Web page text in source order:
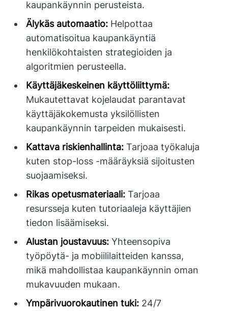
kaupankäynnin perusteista.
Älykäs automaatio: Helpottaa
automatisoitua kaupankäyntiä
henkilökohtaisten strategioiden ja
algoritmien perusteella.
Käyttäjäkeskeinen käyttöliittymä:
Mukautettavat kojelaudat parantavat
käyttäjäkokemusta yksilöllisten
kaupankäynnin tarpeiden mukaisesti.
Kattava riskienhallinta: Tarjoaa työkaluja
kuten stop-loss -määräyksiä sijoitusten
suojaamiseksi.
Rikas opetusmateriaali: Tarjoaa
resursseja kuten tutoriaaleja käyttäjien
tiedon lisäämiseksi.
Alustan joustavuus: Yhteensopiva
työpöytä- ja mobiililaitteiden kanssa,
mikä mahdollistaa kaupankäynnin oman
mukavuuden mukaan.
Ympärivuorokautinen tuki: 24/7